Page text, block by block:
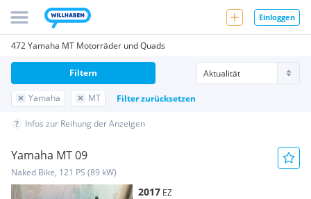
Einloggen
472 Yamaha MT Motorräder und Quads
Yamaha MT Filter zurücksetzen
Filtern
Infos zur Reihung der Anzeigen
Yamaha MT 09
Naked Bike, 121 PS (89 kW)
2017 EZ